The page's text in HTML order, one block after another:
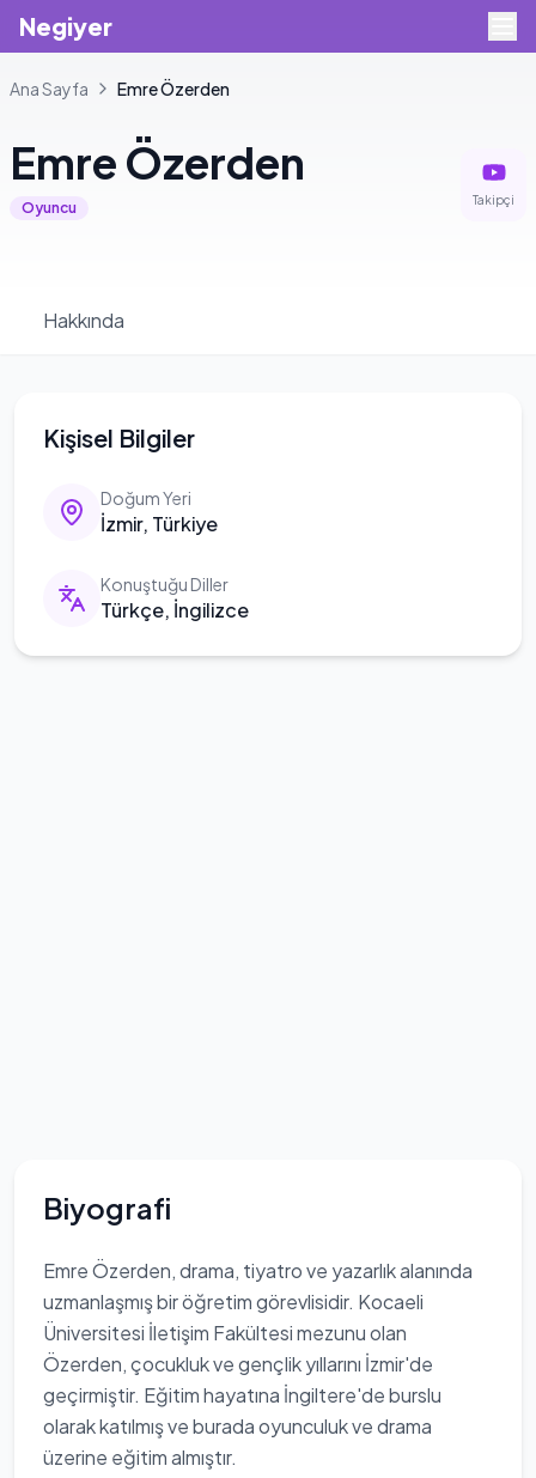
Negiyer
Ana Sayfa EmreÖzerden
Emre Özerden
Oyuncu Takipçi
Hakkında
Kişisel Bilgiler
Doğum Yeri
İzmir, Türkiye
Konuştuğu Diller
Türkçe, İngilizce
Biyografi
Emre Özerden, drama, tiyatro ve yazarlık alanında
uzmanlaşmış bir öğretim görevlisidir. Kocaeli
Üniversitesi İletişim Fakültesi mezunu olan
Özerden, çocukluk ve gençlik yıllarını İzmir'de
geçirmiştir. Eğitim hayatına İngiltere'de burslu
olarak katılmış ve burada oyunculuk ve drama
üzerine eğitim almıştır.